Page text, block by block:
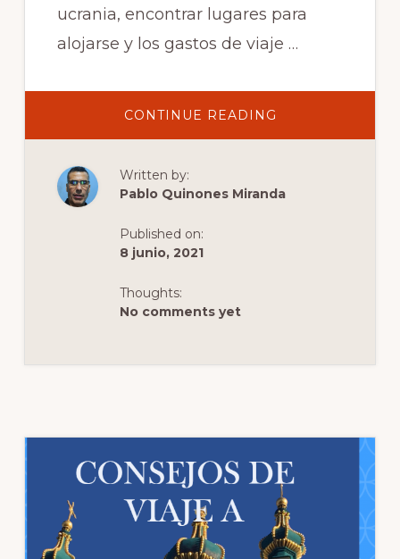
ucrania, encontrar lugares para
alojarse y los gastos de viaje …
CONTINUE READING
DEBERÍAS
A
UCRANIA
Written by:
Pablo Quinones Miranda
Published on:
8 junio, 2021
Thoughts:
No comments yet